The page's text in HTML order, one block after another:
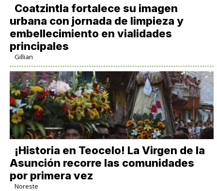
Coatzintla fortalece su imagen
urbana con jornada de limpieza y
embellecimiento en vialidades
principales
Gillian
​¡Historia en Teocelo! La Virgen de la
Asunción recorre las comunidades
por primera vez
Noreste